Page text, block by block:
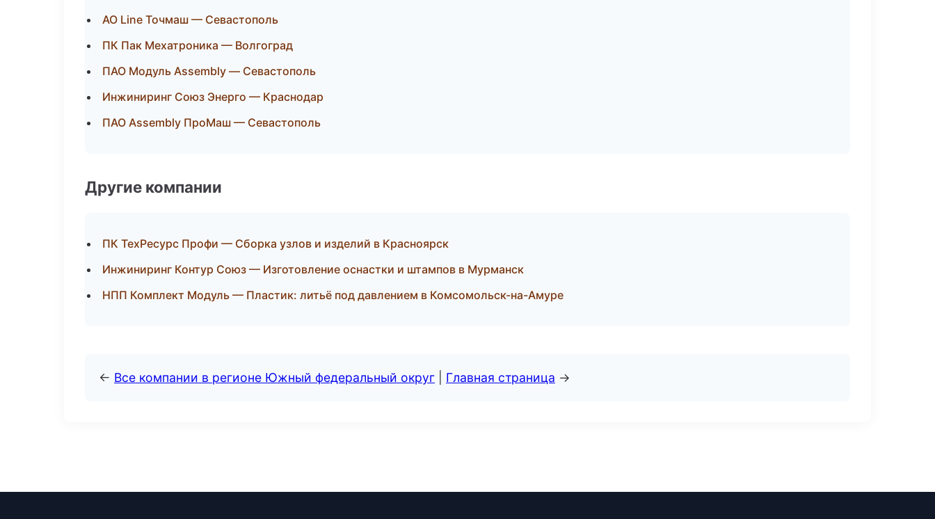
АО Line Точмаш — Севастополь
ПК Пак Мехатроника — Волгоград
ПАО Модуль Assembly — Севастополь
Инжиниринг Союз Энерго — Краснодар
ПАО Assembly ПроМаш — Севастополь
Другие компании
ПК ТехРесурс Профи — Сборка узлов и изделий в Красноярск
Инжиниринг Контур Союз — Изготовление оснастки и штампов в Мурманск
НПП Комплект Модуль — Пластик: литьё под давлением в Комсомольск-на-Амуре
← Все компании в регионе Южный федеральный округ Главная страница →